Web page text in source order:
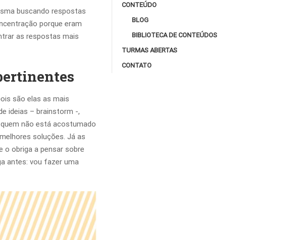
buscando respostas
porque eram
as respostas mais
são elas as mais
ideias – brainstorm -,
não está acostumado
soluções. Já as
o obriga a pensar sobre
antes: vou fazer uma
CONTEÚDO
BLOG
BIBLIOTECA DE CONTEÚDOS
TURMAS ABERTAS
CONTATO